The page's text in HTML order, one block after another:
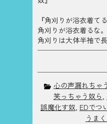
『角刈りが浴衣着て
角刈りが浴衣着るな。
角刈りは大体半袖で
心の声漏れちゃ
笑っちゃう奴ら,
誤魔化す奴, EDでつ
うま